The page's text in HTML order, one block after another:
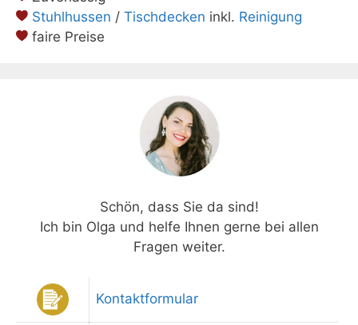
Stuhlhussen / Tischdecken inkl. Reinigung
faire Preise
Schön, dass Sie da sind!
Ich bin Olga und helfe Ihnen gerne bei allen
Fragen weiter.
Kontaktformular